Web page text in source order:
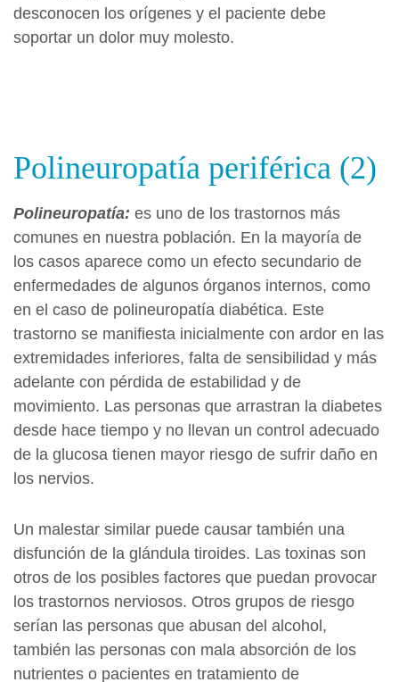
desconocen los orígenes y el paciente debe
soportar un dolor muy molesto.
Polineuropatía periférica (2)
Polineuropatía: es uno de los trastornos más
comunes en nuestra población. En la mayoría de
los casos aparece como un efecto secundario de
enfermedades de algunos órganos internos, como
en el caso de polineuropatía diabética. Este
trastorno se manifiesta inicialmente con ardor en las
extremidades inferiores, falta de sensibilidad y más
adelante con pérdida de estabilidad y de
movimiento. Las personas que arrastran la diabetes
desde hace tiempo y no llevan un control adecuado
de la glucosa tienen mayor riesgo de sufrir daño en
los nervios.
Un malestar similar puede causar también una
disfunción de la glándula tiroides. Las toxinas son
otros de los posibles factores que puedan provocar
los trastornos nerviosos. Otros grupos de riesgo
serían las personas que abusan del alcohol,
también las personas con mala absorción de los
nutrientes o pacientes en tratamiento de